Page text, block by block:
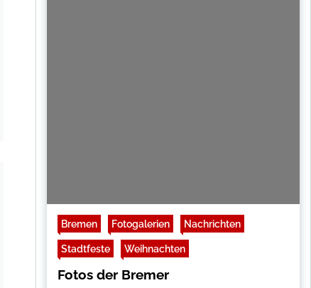
Bremen Fotogalerien Nachrichten
Stadtfeste Weihnachten
Fotos der Bremer